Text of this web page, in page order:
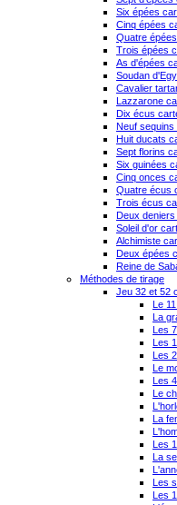
Six épées
Cinq épées
Quatre
Trois épées
As d'épées
Soudan
Cavalier
Lazzarone
Dix écus
Neuf sequins
Huit ducats
Sept florins
Six guinées
Cinq onces
Quatre écus
Trois écus
Deux
Soleil d'or
Alchimiste
Deux épées
Reine de
Méthodes de tirage
Jeu 32 et 52
Le
La
Les
Les
Les
Le
Les
Le
La
Les
La
Les
Les